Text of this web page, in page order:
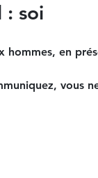
: soi
hommes, en
vous